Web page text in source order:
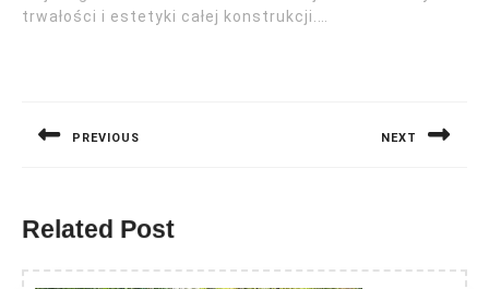
trwałości i estetyki całej konstrukcji.…
PREVIOUS NEXT
Related Post